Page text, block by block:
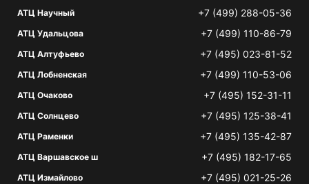
АТЦ Научный +7 (499) 288-05-36
АТЦ Удальцова +7 (499) 110-86-79
АТЦ Алтуфьево +7 (495) 023-81-52
АТЦ Лобненская +7 (499) 110-53-06
АТЦ Очаково +7 (495) 152-31-11
АТЦ Солнцево +7 (495) 125-38-41
АТЦ Раменки +7 (495) 135-42-87
АТЦ Варшавское ш +7 (495) 182-17-65
АТЦ Измайлово +7 (495) 021-25-26